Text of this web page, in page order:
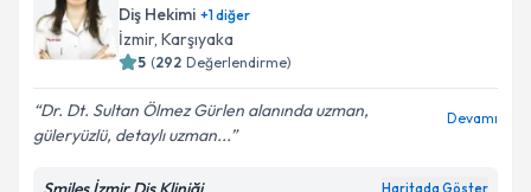
Diş Hekimi +1diğer
İzmir, Karşıyaka
5 (292 Değerlendirme)
Dr. Dt. Sultan Ölmez Gürlen alanında uzman,
güleryüzlü, detaylı uzman...
Devamı
Haritada Göster